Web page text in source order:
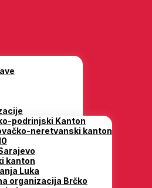
podrinjski Kanton
neretvanski kanton
kanton
Luka
organizacija Brčko